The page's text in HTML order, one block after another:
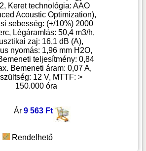
Keret technológia: AAO
Acoustic Optimization),
sebesség: (+/10%) 2000
Légáramlás: 50,4 m3/h,
zaj: 16,1 dB (A),
nyomás: 1,96 mm H2O,
teljesítmény: 0,84
Bemeneti áram: 0,07 A,
12 V, MTTF: >
150.000 óra
Ár 9 563 Ft
Rendelhető